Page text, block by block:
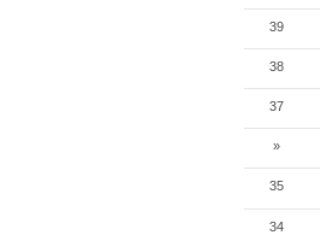
39
38
37
»
35
34